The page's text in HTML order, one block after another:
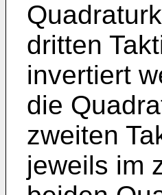
dritten
invertiert
die
zweiten
jeweils im